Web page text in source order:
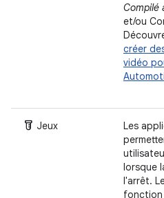
Compilé
et/ou
créer
vidéo
Labs Jeux
Les
lorsque
l'arrêt.
fonction